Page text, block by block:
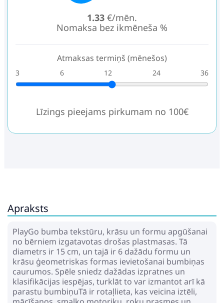
1.33 €/mēn.
Nomaksa bez ikmēneša %
Atmaksas termiņš (mēnešos)
3 6 12 24 36
Līzings pieejams pirkumam no 100€
Apraksts
PlayGo bumba tekstūru, krāsu un formu apgūšanai
no bērniem izgatavotas drošas plastmasas. Tā
diametrs ir 15 cm, un tajā ir 6 dažādu formu un
krāsu ģeometriskas formas ievietošanai bumbiņas
caurumos. Spēle sniedz dažādas izpratnes un
klasifikācijas iespējas, turklāt to var izmantot arī kā
parastu bumbiņuTā ir rotaļlieta, kas veicina iztēli,